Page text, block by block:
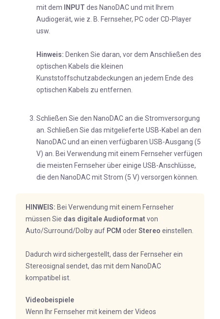
mit dem INPUT des NanoDAC und mit Ihrem
Audiogerät, wie z. B. Fernseher, PC oder CD-Player
usw.
Hinweis: Denken Sie daran, vor dem Anschließen des
optischen Kabels die kleinen
Kunststoffschutzabdeckungen an jedem Ende des
optischen Kabels zu entfernen.
Schließen Sie den NanoDAC an die Stromversorgung
an. Schließen Sie das mitgelieferte USB-Kabel an den
NanoDAC und an einen verfügbaren USB-Ausgang (5
V) an. Bei Verwendung mit einem Fernseher verfügen
die meisten Fernseher über einige USB-Anschlüsse,
die den NanoDAC mit Strom (5 V) versorgen können.
HINWEIS: Bei Verwendung mit einem Fernseher
müssen Sie das digitale Audioformat von
Auto/Surround/Dolby auf PCM oderStereo einstellen.
Dadurch wird sichergestellt, dass der Fernseher ein
Stereosignal sendet, das mit dem NanoDAC
kompatibel ist.
Videobeispiele
Wenn Ihr Fernseher mit keinem der Videos